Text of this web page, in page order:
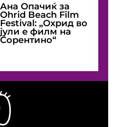
Ана Опачиќ за
Оhrid Beach Film
Festival: „Охрид во
јули е филм на
Сорентино“